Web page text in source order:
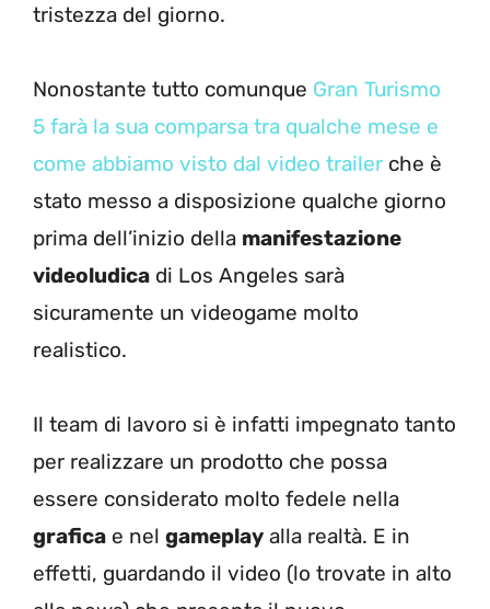
tristezza del giorno.
Nonostante tutto comunque Gran Turismo
5 farà la sua comparsa tra qualche mese e
come abbiamo visto dal video trailer che è
stato messo a disposizione qualche giorno
prima dell’inizio della manifestazione
videoludica di Los Angeles sarà
sicuramente un videogame molto
realistico.
Il team di lavoro si è infatti impegnato tanto
per realizzare un prodotto che possa
essere considerato molto fedele nella
grafica e nel gameplay alla realtà. E in
effetti, guardando il video (lo trovate in alto